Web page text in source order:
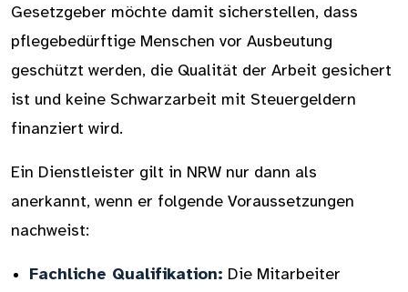
Gesetzgeber möchte damit sicherstellen, dass
pflegebedürftige Menschen vor Ausbeutung
geschützt werden, die Qualität der Arbeit gesichert
ist und keine Schwarzarbeit mit Steuergeldern
finanziert wird.
Ein Dienstleister gilt in NRW nur dann als
anerkannt, wenn er folgende Voraussetzungen
nachweist:
Fachliche Qualifikation: Die Mitarbeiter